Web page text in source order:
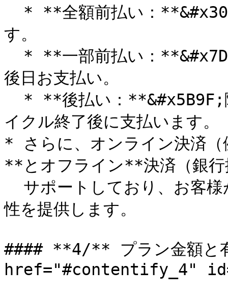
す。
後日お支払い。
イクル終了後に支払います。
* さらに、オンライン決済（
**とオフライン**決済（銀行
性を提供します。
#### **4/** プラン金額と
href="#contentify_4"